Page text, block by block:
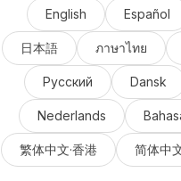
English Español
日本語 ภาษาไทย
Русский Dansk
Nederlands
繁体中文·香港 简体中